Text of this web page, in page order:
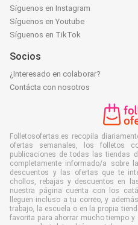
Síguenos en Instagram
Síguenos en Youtube
Síguenos en TikTok
Socios
¿Interesado en colaborar?
Contácta con nosotros
Folletosofertas.es recopila
ofertas semanales, los folletos
publicaciones de todas las tiendas
completamente informado/a sobre
descuentos y las ofertas que te
chollos, rebajas y descuentos en
nuestra página cuenta con los
lleguen incluso a tu correo, y
trabajo, la escuela o en la propia
favorita para ahorrar mucho tiempo